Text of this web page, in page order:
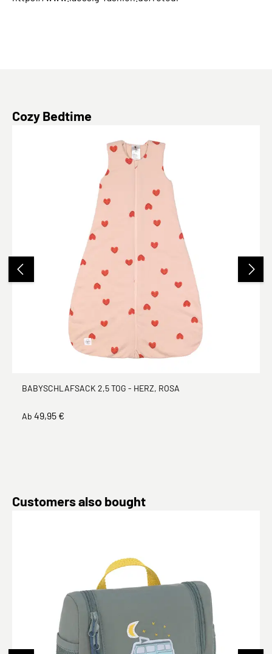
Produktgalerie überspringen
Cozy Bedtime
BABYSCHLAFSACK 2,5 TOG - HERZ, ROSA
Ab 49,95 €
Produktgalerie überspringen
Customers also bought